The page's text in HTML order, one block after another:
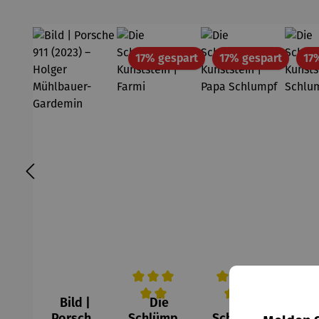
Bild |
17% gespartRabatt
Durchschnittliche Bewertung von 5
Die
17% gespartRabatt
Durchschnittliche